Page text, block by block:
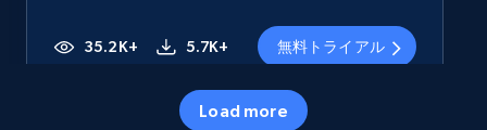
35.2K+ 5.7K+ 無料トライアル
Load more